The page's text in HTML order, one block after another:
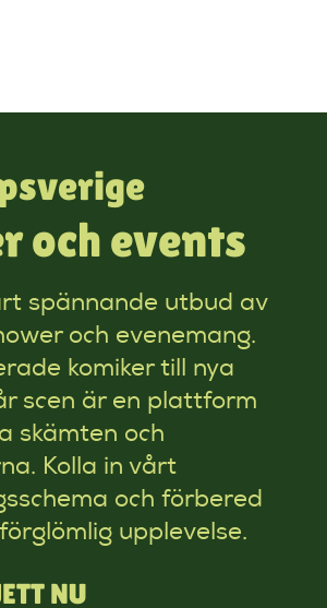
och events
spännande utbud av
och evenemang.
komiker till nya
scen är en plattform
skämten och
Kolla in vårt
och förbered
upplevelse.
NU